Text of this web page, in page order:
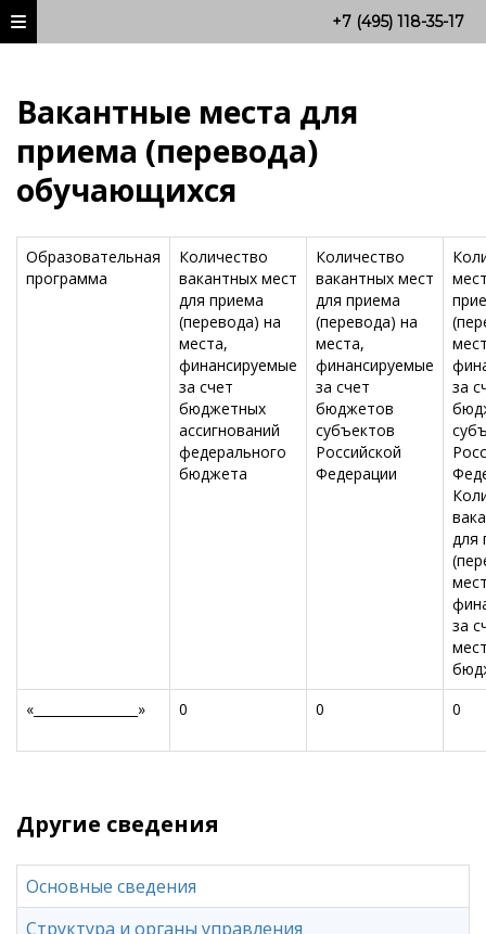
+7 (495) 118-35-17
Вакантные места для
приема (перевода)
обучающихся
Образовательная
программа
Количество
вакантных мест
для приема
(перевода) на
места,
финансируемые
за счет
бюджетных
ассигнований
федерального
бюджета
Количество
вакантных мест
для приема
(перевода) на
места,
финансируемые
за счет
бюджетов
субъектов
Российской
Федерации
за
для
за
«________________»
0 0 0
Другие сведения
Основные сведения
Структура и органы управления